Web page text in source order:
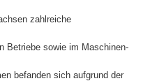
zahlreiche
Betriebe sowie im Maschinen-
befanden sich aufgrund der